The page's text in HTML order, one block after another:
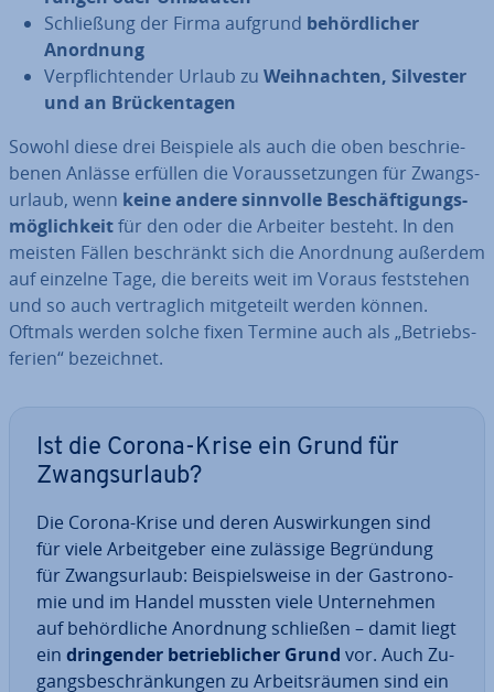
Schlie­ßung der Firma aufgrund be­hörd­li­cher
Anordnung
Ver­pflich­ten­der Urlaub zu Weih­nach­ten, Silvester
und an Brü­cken­ta­gen
Sowohl diese drei Beispiele als auch die oben be­schrie­
be­nen Anlässe erfüllen die Vor­aus­set­zun­gen für Zwangs­
ur­laub, wenn keine andere sinnvolle Be­schäf­ti­gungs­
mög­lich­keitfür den oder die Arbeiter besteht. In den
meisten Fällen be­schränkt sich die Anordnung außerdem
auf einzelne Tage, die bereits weit im Voraus fest­ste­hen
und so auch ver­trag­lich mit­ge­teilt werden können.
Oftmals werden solche fixen Termine auch als „Be­triebs­
fe­ri­en“ be­zeich­net.
Ist die Corona-Krise ein Grund für
Zwangs­ur­laub?
Die Corona-Krise und deren Aus­wir­kun­gen sind
für viele Ar­beit­ge­ber eine zulässige Be­grün­dung
für Zwangs­ur­laub: Bei­spiels­wei­se in der Gas­tro­no­
mie und im Handel mussten viele Un­ter­neh­men
auf be­hörd­li­che Anordnung schließen – damit liegt
ein drin­gen­der be­trieb­li­cher Grund vor. Auch Zu­
gangs­be­schrän­kun­gen zu Ar­beits­räu­men sind ein